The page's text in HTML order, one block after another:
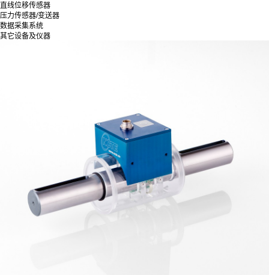
直线位移传感器
压力传感器/变送器
数据采集系统
其它设备及仪器